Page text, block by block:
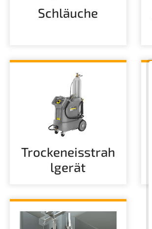
Schläuche
Trockeneisstrah
lgerät